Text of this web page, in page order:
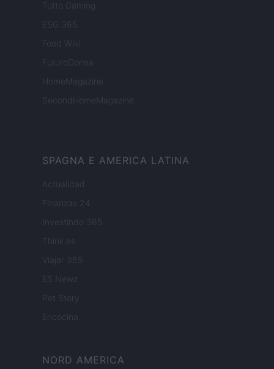
Tutto Gaming
ESG 365
Food Wiki
FuturoDonna
HomeMagazine
SecondHomeMagazine
SPAGNA E AMERICA LATINA
Actualidad
Finanzas 24
Investindo 365
Think.es
Viajar 365
ES Newz
Pet Story
Encocina
NORD AMERICA